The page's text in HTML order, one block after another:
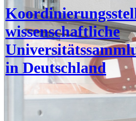
wissenschaftliche
in Deutschland